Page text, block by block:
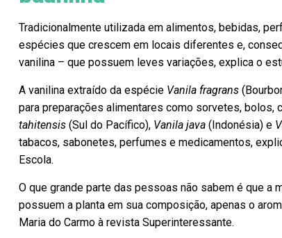
Tradicionalmente utilizada em alimentos, bebidas,
espécies que crescem em locais diferentes e,
vanilina – que possuem leves variações, explica o
A vanilina extraído da espécie Vanila fragrans
para preparações alimentares como sorvetes, bolos,
tahitensis (Sul do Pacífico), Vanila java (Indonésia) e
tabacos, sabonetes, perfumes e medicamentos,
Escola.
O que grande parte das pessoas não sabem é que a
possuem a planta em sua composição, apenas o
Maria do Carmo à revista Superinteressante.